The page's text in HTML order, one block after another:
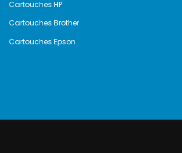
Cartouches HP
Cartouches Brother
Cartouches Epson